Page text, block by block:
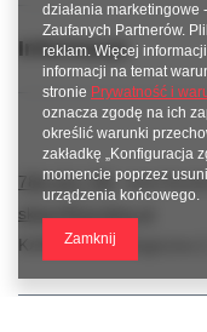
Informacje
789 221 795
sklep@karoline.pl
KAROline,Ekologiczna 2
działania marketingowe
Zaufanych Partnerów.
reklam. Więcej
informacji na temat
stronie Prywatność i
oznacza zgodę na ich
określić warunki
zakładkę „Konfiguracja
momencie poprzez
urządzenia końcowego.
Zamknij